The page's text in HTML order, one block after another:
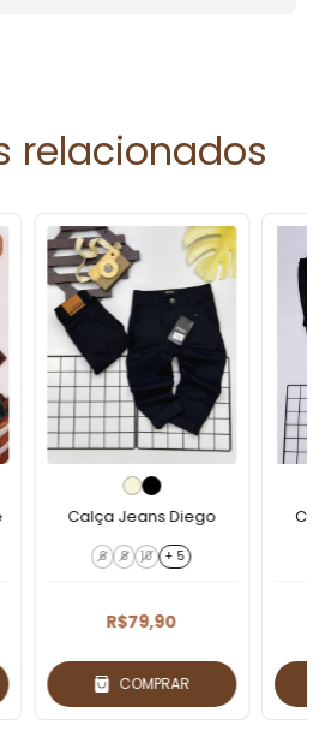
relacionados
Calça Jeans Diego
6 8 10 + 5
R$79,90
COMPRAR